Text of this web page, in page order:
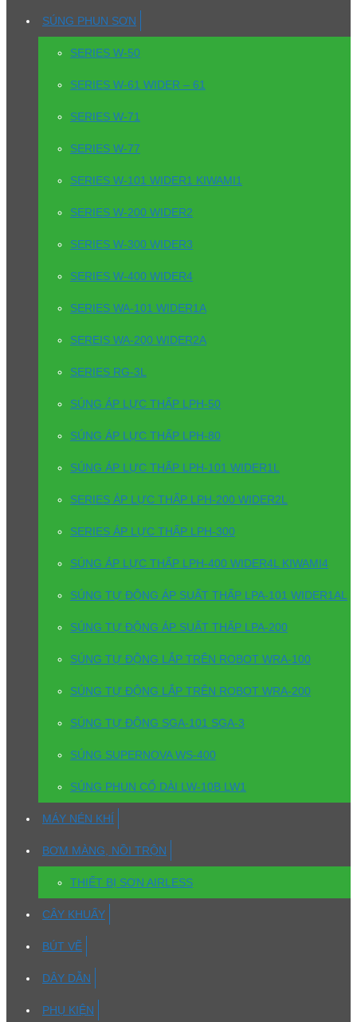
SÚNG PHUN SƠN
SERIES W-50
SERIES W-61 WIDER – 61
SERIES W-71
SERIES W-77
SERIES W-101 WIDER1 KIWAMI1
SERIES W-200 WIDER2
SERIES W-300 WIDER3
SERIES W-400 WIDER4
SERIES WA-101 WIDER1A
SEREIS WA-200 WIDER2A
SERIES RG-3L
SÚNG ÁP LỰC THẤP LPH-50
SÚNG ÁP LỰC THẤP LPH-80
SÚNG ÁP LỰC THẤP LPH-101 WIDER1L
SERIES ÁP LỰC THẤP LPH-200 WIDER2L
SERIES ÁP LỰC THẤP LPH-300
SÚNG ÁP LỰC THẤP LPH-400 WIDER4L KIWAMI4
SÚNG TỰ ĐỘNG ÁP SUẤT THẤP LPA-101 WIDER1AL
SÚNG TỰ ĐỘNG ÁP SUẤT THẤP LPA-200
SÚNG TỰ ĐỘNG LẮP TRÊN ROBOT WRA-100
SÚNG TỰ ĐỘNG LẮP TRÊN ROBOT WRA-200
SÚNG TỰ ĐỘNG SGA-101 SGA-3
SÚNG SUPERNOVA WS-400
SÚNG PHUN CỔ DÀI LW-10B LW1
MÁY NÉN KHÍ
BƠM MÀNG, NỒI TRỘN
THIẾT BỊ SƠN AIRLESS
CÂY KHUẤY
BÚT VẼ
DÂY DẪN
PHỤ KIỆN